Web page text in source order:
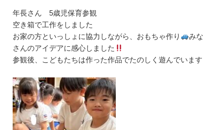
年長さん 5歳児保育参観
空き箱で工作をしました
お家の方といっしょに協力しながら、おもちゃ作り
みな
さんのアイデアに感心しました
参観後、こどもたちは作った作品でたのしく遊んでいます